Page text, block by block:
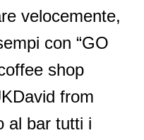
velocemente,
con “GO
shop
from
al bar tutti i